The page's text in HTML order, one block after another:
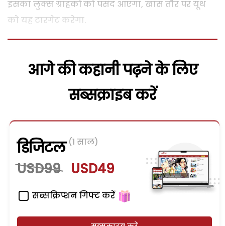
इसका लुक्स ग्राहकों को पसंद आएगा, खास तौर पर यूथ
को यह टारगेट करेगा.
आगे की कहानी पढ़ने के लिए
सब्सक्राइब करें
डिजिटल (1 साल)
USD99 USD49
सब्सक्रिप्शन गिफ्ट करें